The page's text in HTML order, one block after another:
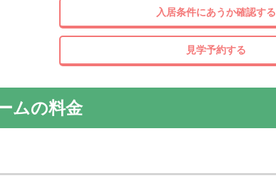
入居条件にあうか確認する
見学予約する
ムの料金